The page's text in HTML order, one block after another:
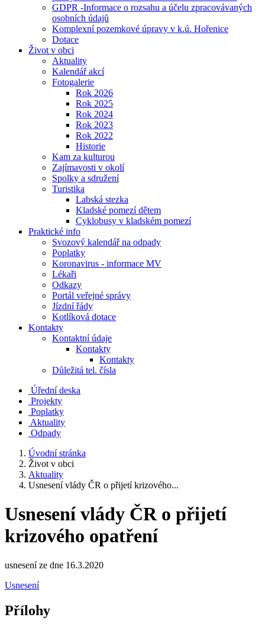
GDPR -Informace o rozsahu a účelu zpracovávaných
osobních údajů
Komplexní pozemkové úpravy v k.ú. Hořenice
Dotace
Život v obci
Aktuality
Kalendář akcí
Fotogalerie
Rok 2026
Rok 2025
Rok 2024
Rok 2023
Rok 2022
Historie
Kam za kulturou
Zajímavosti v okolí
Spolky a sdružení
Turistika
Labská stezka
Kladské pomezí dětem
Cyklobusy v kladském pomezí
Praktické info
Svozový kalendář na odpady
Poplatky
Koronavirus - informace MV
Lékaři
Odkazy
Portál veřejné správy
Jízdní řády
Kotlíková dotace
Kontakty
Kontaktní údaje
Kontakty
Kontakty
Důležitá tel. čísla
Úřední deska
Projekty
Poplatky
Aktuality
Odpady
Úvodní stránka
Život v obci
Aktuality
Usnesení vlády ČR o přijetí krizového...
Usnesení vlády ČR o přijetí
krizového opatření
usnesení ze dne 16.3.2020
Usnesení
Přílohy